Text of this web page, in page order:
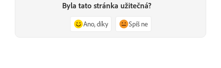
Byla tato stránka užitečná?
Ano, díky Spíš ne